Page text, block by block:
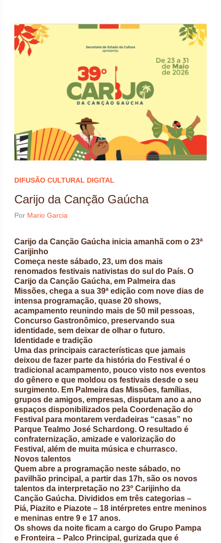
DIFUSÃO CULTURAL DIGITAL
Carijo da Canção Gaúcha
Por Mario Garcia
Carijo da Canção Gaúcha inicia amanhã com o 23ª
Carijinho
Começa neste sábado, 23, um dos mais
renomados festivais nativistas do sul do País. O
Carijo da Canção Gaúcha, em Palmeira das
Missões, chega a sua 39ª edição com nove dias de
intensa programação, quase 20 shows,
acampamento reunindo mais de 50 mil pessoas,
Concurso Gastronômico, preservando sua
identidade, sem deixar de olhar o futuro.
Identidade e tradição
Uma das principais características que jamais
deixou de fazer parte da história do Festival é o
tradicional acampamento, pouco visto nos eventos
do gênero e que moldou os festivais desde o seu
surgimento. Em Palmeira das Missões, famílias,
grupos de amigos, empresas, disputam ano a ano
espaços disponibilizados pela Coordenação do
Festival para montarem verdadeiras “casas” no
Parque Tealmo José Schardong. O resultado é
confraternização, amizade e valorização do
Festival, além de muita música e churrasco.
Novos talentos
Quem abre a programação neste sábado, no
pavilhão principal, a partir das 17h, são os novos
talentos da interpretação no 23º Carijinho da
Canção Gaúcha. Divididos em três categorias –
Piá, Piazito e Piazote – 18 intérpretes entre meninos
e meninas entre 9 e 17 anos.
Os shows da noite ficam a cargo do Grupo Pampa
e Fronteira – Palco Principal, gurizada que é